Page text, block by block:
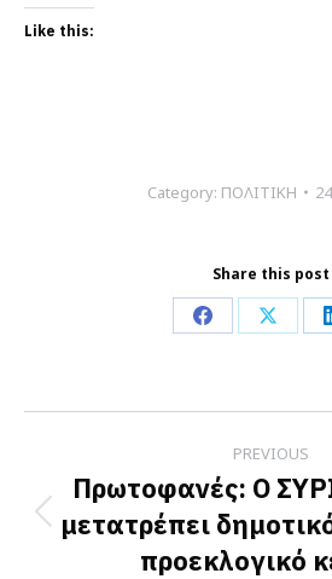
Like this:
Category: ΠΟΛΙΤΙΚΗ
Share this post
Share
Facebook
Share
X
navigation
PREVIOUS
post:
Πρωτοφανές: Ο
μετατρέπει
προεκλογικό